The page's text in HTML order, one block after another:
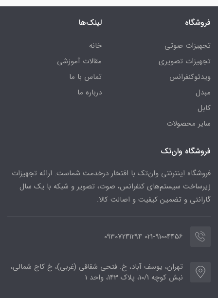
فروشگاه
تجهیزات صوتی
تجهیزات تصویری
ویدئوکنفرانس
مبدل
کابل
سایر محصولات
لینک‌ها
خانه
مقالات آموزشی
تماس با ما
درباره ما
فروشگاه وان‌تک
فروشگاه اینترنتی وان‌تک با افتخار درخدمت شماست. ارائه تجهیزات
زیرساخت سیستم‌های کنفرانس، صوت، تصویر و شبکه با یک سال
گارانتی و تضمین کیفیت و اصالت کالا.
021-91004456 09307241294
تهران، یوسف آباد، خ. فتحی شقاقی (غربی)، خ کاج شمالی،
نبش کوچه 10/1، پلاک 143، واحد 1